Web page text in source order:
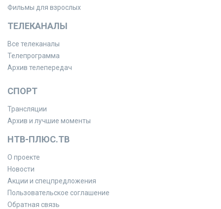
Фильмы для взрослых
ТЕЛЕКАНАЛЫ
Все телеканалы
Телепрограмма
Архив телепередач
СПОРТ
Трансляции
Архив и лучшие моменты
НТВ-ПЛЮС.ТВ
О проекте
Новости
Акции и спецпредложения
Пользовательское соглашение
Обратная связь